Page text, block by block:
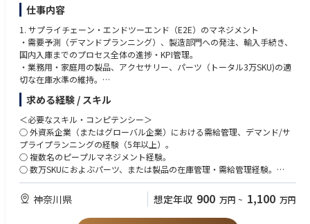
仕事内容
1. サプライチェーン・エンドツーエンド（E2E）のマネジメント
・需要予測（デマンドプランニング）、製造部門への発注、輸入手続き、
国内入庫までのプロセス全体の進捗・KPI管理。
・業務用・家庭用の製品、アクセサリー、パーツ（トータル3万SKU)の適
切な在庫水準の維持。
2. チームマネジメントおよびバックアップ
3. 製品マスター管理およびデータマネジメント
4. 社内外の折衝・クロスファンクショナルな連携
求める経験 / スキル
＜必要なスキル・コンピテンシー＞
○ 外資系企業（またはグローバル企業）における需給管理、デマンド/サ
プライプランニングの経験（5年以上）。
○ 複数名のピープルマネジメント経験。
○ 数万SKUにおよぶパーツ、または製品の在庫管理・需給管理経験。
○ 貿易実務（輸入、通関、フォワーダー管理）に関する知識・実務経験。
○ 営業や海外本社など、複数のステークホルダーとの高い折衝・交渉能
力。
神奈川県 想定年収 900 万円 ~ 1,100 万円